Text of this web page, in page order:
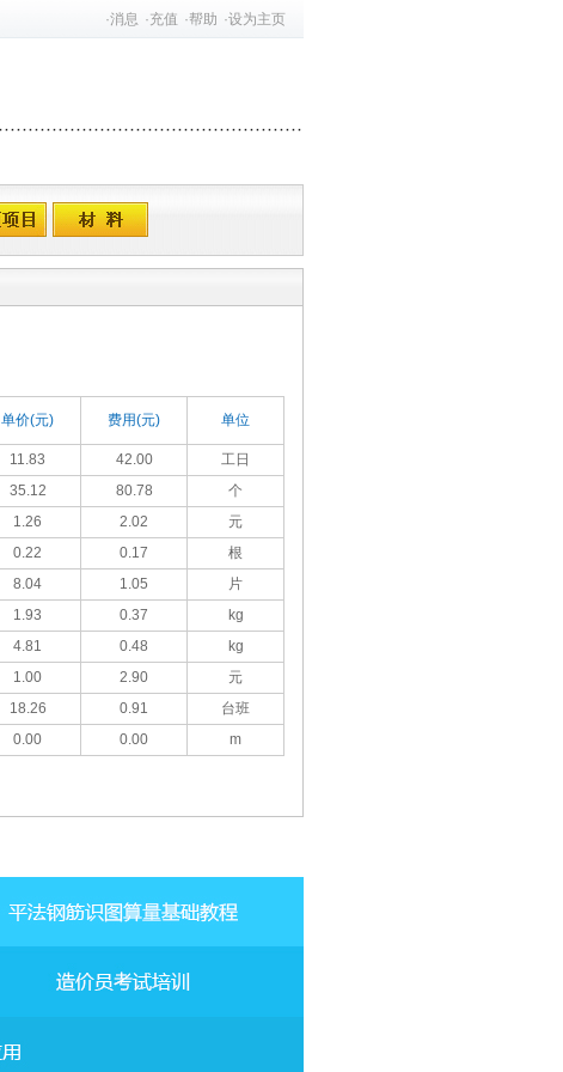
·消息 ·充值 ·帮助 ·设为主页
单价(元) 费用(元) 单位
11.83 42.00 工日
35.12 80.78
个
1.26 2.02
元
0.22 0.17
根
8.04 1.05
片
1.93 0.37
kg
4.81 0.48 kg
1.00 2.90
元
18.26 0.91
台班
0.00 0.00 m